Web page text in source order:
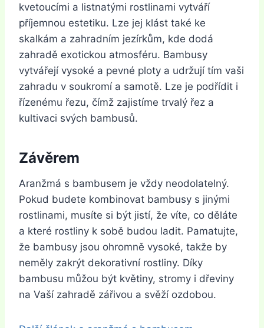
kvetoucími a listnatými rostlinami vytváří
příjemnou estetiku. Lze jej klást také ke
skalkám a zahradním jezírkům, kde dodá
zahradě exotickou atmosféru. Bambusy
vytvářejí vysoké a pevné ploty a udržují tím vaši
zahradu v soukromí a samotě. Lze je podřídit i
řízenému řezu, čímž zajistíme trvalý řez a
kultivaci svých bambusů.
Závěrem
Aranžmá s bambusem je vždy neodolatelný.
Pokud budete kombinovat bambusy s jinými
rostlinami, musíte si být jistí, že víte, co děláte
a které rostliny k sobě budou ladit. Pamatujte,
že bambusy jsou ohromně vysoké, takže by
neměly zakrýt dekorativní rostliny. Díky
bambusu můžou být květiny, stromy i dřeviny
na Vaší zahradě zářivou a svěží ozdobou.